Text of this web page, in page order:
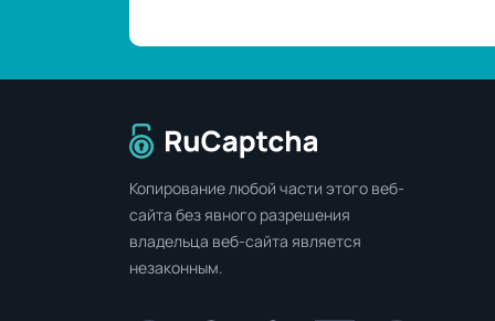
Перейти на главную страницу
Копирование любой части этого веб-
сайта без явного разрешения
владельца веб-сайта является
незаконным.